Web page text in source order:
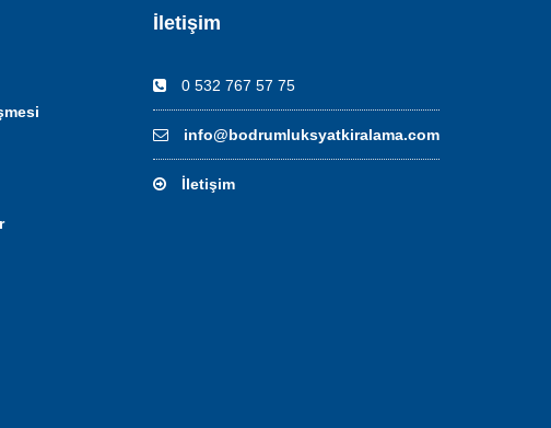
İletişim
0 532 767 57 75
info@bodrumluksyatkiralama.com
İletişim